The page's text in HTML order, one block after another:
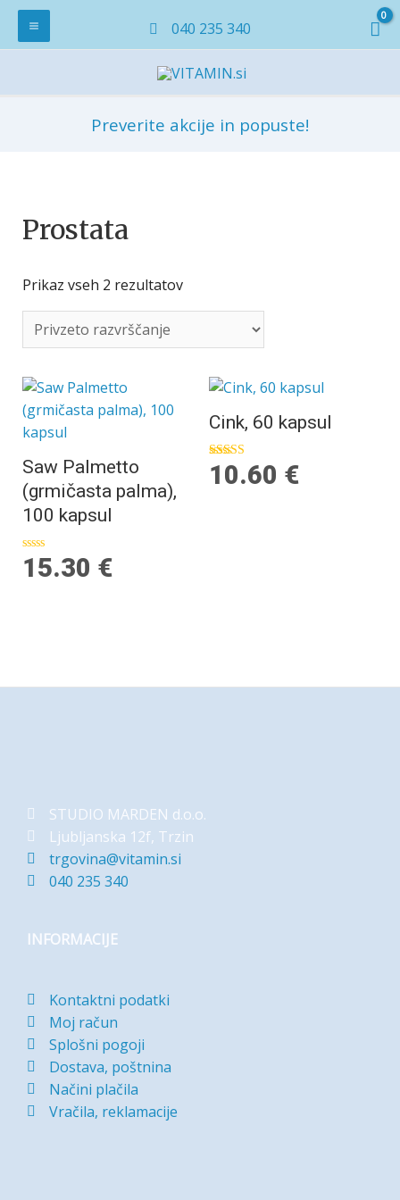
040 235 340
Preverite akcije in popuste!
Prostata
Prikaz vseh 2 rezultatov
Saw Palmetto
(grmičasta palma),
100 kapsul
Ocenjeno
15.30 €
Cink, 60 kapsul
Ocenjeno
4.00
10.60 €
STUDIO MARDEN d.o.o.
Ljubljanska 12f, Trzin
trgovina@vitamin.si
040 235 340
INFORMACIJE
Kontaktni podatki
Moj račun
Splošni pogoji
Dostava, poštnina
Načini plačila
Vračila, reklamacije